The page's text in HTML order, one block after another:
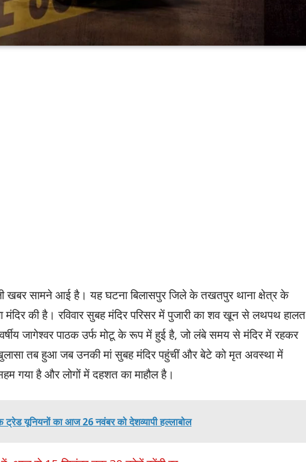
खबर सामने आई है। यह घटना बिलासपुर जिले के तखतपुर थाना क्षेत्र के
मंदिर की है। रविवार सुबह मंदिर परिसर में पुजारी का शव खून से लथपथ हालत
जागेश्वर पाठक उर्फ मोटू के रूप में हुई है, जो लंबे समय से मंदिर में रहकर
तब हुआ जब उनकी मां सुबह मंदिर पहुंचीं और बेटे को मृत अवस्था में
गया है और लोगों में दहशत का माहौल है।
यूनियनों का आज 26 नवंबर को देशव्यापी हल्लाबोल